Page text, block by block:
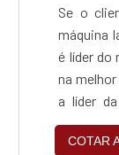
Se o
máquina
é líder do
na
a líder da
COTAR